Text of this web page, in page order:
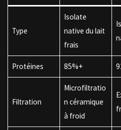
Type
Isolate
native du lait
frais
Protéines 85%+
Filtration
Microfiltratio
n céramique
à froid